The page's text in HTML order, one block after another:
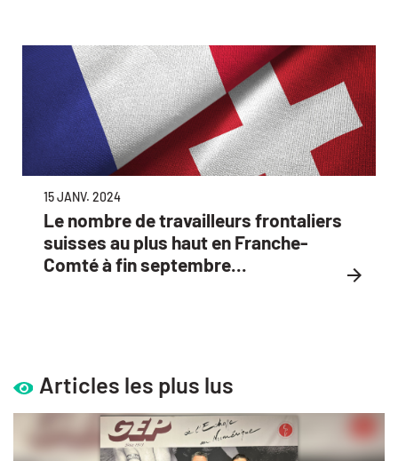
15 JANV. 2024
Le nombre de travailleurs frontaliers
suisses au plus haut en Franche-
Comté à fin septembre...
Articles les plus lus